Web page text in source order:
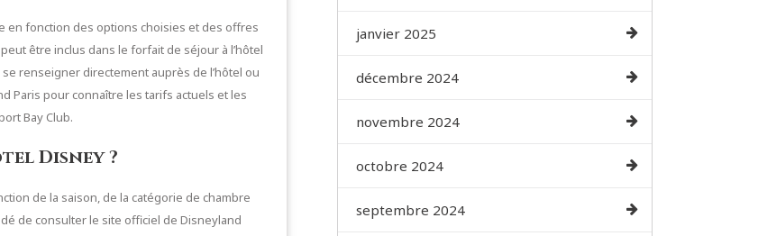
en fonction des options choisies et des offres
être inclus dans le forfait de séjour à l’hôtel
renseigner directement auprès de l’hôtel ou
Paris pour connaître les tarifs actuels et les
Bay Club.
Disney ?
de la saison, de la catégorie de chambre
de consulter le site officiel de Disneyland
janvier 2025
décembre 2024
novembre 2024
octobre 2024
septembre 2024